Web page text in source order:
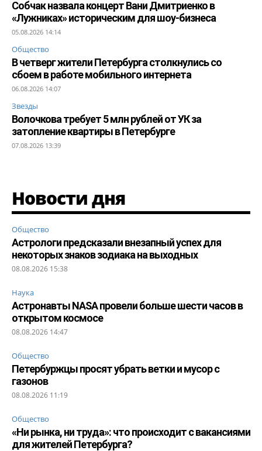
Собчак назвала концерт Вани Дмитриенко в
«Лужниках» историческим для шоу-бизнеса
05.08.2026 14:14
Общество
В четверг жители Петербурга столкнулись со
сбоем в работе мобильного интернета
06.08.2026 14:07
Звезды
Волочкова требует 5 млн рублей от УК за
затопление квартиры в Петербурге
07.08.2026 13:39
Новости дня
Общество
Астрологи предсказали внезапный успех для
некоторых знаков зодиака на выходных
08.08.2026 15:38
Наука
Астронавты NASA провели больше шести часов в
открытом космосе
08.08.2026 14:47
Общество
Петербуржцы просят убрать ветки и мусор с
газонов
08.08.2026 11:19
Общество
«Ни рынка, ни труда»: что происходит с вакансиями
для жителей Петербурга?